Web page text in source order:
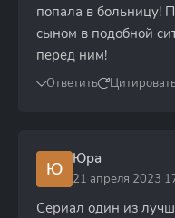
попала в больницу!
сыном в подобной
перед ним!
Ответить
Ю Юра
21 апреля 2023
Сериал один из